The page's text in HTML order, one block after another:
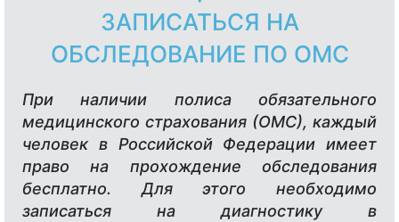
ЗАПИСАТЬСЯ НА
ОБСЛЕДОВАНИЕ ПО ОМС
При наличии полиса обязательного
медицинского страхования (ОМС), каждый
человек в Российской Федерации имеет
право на прохождение обследования
бесплатно. Для этого необходимо
записаться на диагностику в